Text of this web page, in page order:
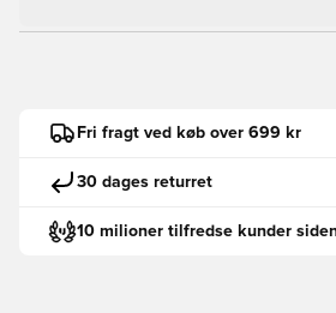
Fri fragt ved køb over 699 kr
30 dages returret
10 milioner tilfredse kunder